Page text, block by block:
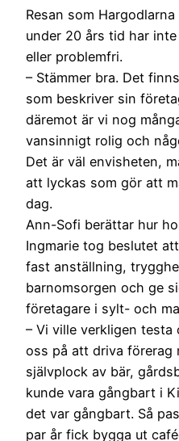
Resan som
under 20 års tid har
eller problemfri.
– Stämmer bra. Det
som beskriver sin
däremot är vi nog
vansinnigt rolig och
Det är väl envisheten,
att lyckas som gör att
dag.
Ann-Sofi berättar hur
Ingmarie tog beslutet
fast anställning,
barnomsorgen och ge
företagare i sylt- och
– Vi ville verkligen testa
oss på att driva förerag
självplock av bär,
kunde vara gångbart i
det var gångbart. Så
par år fick bygga ut